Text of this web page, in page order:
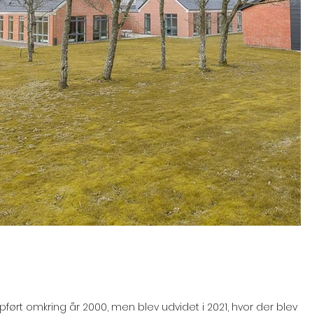
omkring år 2000, men blev udvidet i 2021, hvor der blev